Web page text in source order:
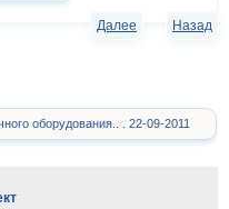
Назад
Далее
оборудования.. . 22-09-2011